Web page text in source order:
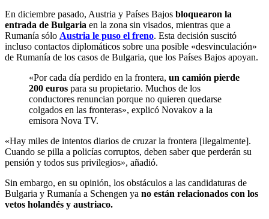
En diciembre pasado, Austria y Países Bajos bloquearon la
entrada de Bulgaria en la zona sin visados, mientras que a
Rumanía sólo Austria le puso el freno. Esta decisión suscitó
incluso contactos diplomáticos sobre una posible «desvinculación»
de Rumanía de los casos de Bulgaria, que los Países Bajos apoyan.
«Por cada día perdido en la frontera, un camión pierde
200 euros para su propietario. Muchos de los
conductores renuncian porque no quieren quedarse
colgados en las fronteras», explicó Novakov a la
emisora Nova TV.
«Hay miles de intentos diarios de cruzar la frontera [ilegalmente].
Cuando se pilla a policías corruptos, deben saber que perderán su
pensión y todos sus privilegios», añadió.
Sin embargo, en su opinión, los obstáculos a las candidaturas de
Bulgaria y Rumanía a Schengen ya no están relacionados con los
vetos holandés y austriaco.